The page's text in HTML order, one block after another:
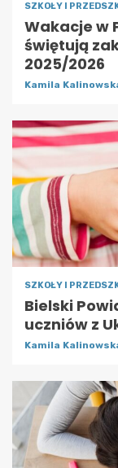
SZKOŁY I
Wakacje w
świętują
2025/2026
Kamila
SZKOŁY I
Bielski
uczniów z
Kamila